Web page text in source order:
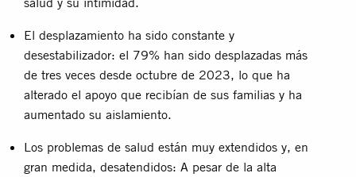
El desplazamiento ha sido constante y
desestabilizador: el 79% han sido desplazadas más
de tres veces desde octubre de 2023, lo que ha
alterado el apoyo que recibían de sus familias y ha
aumentado su aislamiento.
Los problemas de salud están muy extendidos y, en
gran medida, desatendidos: A pesar de la alta